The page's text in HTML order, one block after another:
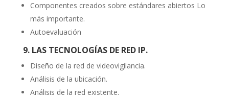
Componentes creados sobre estándares abiertos Lo
más importante.
Autoevaluación
9. LAS TECNOLOGÍAS DE RED IP.
Diseño de la red de videovigilancia.
Análisis de la ubicación.
Análisis de la red existente.